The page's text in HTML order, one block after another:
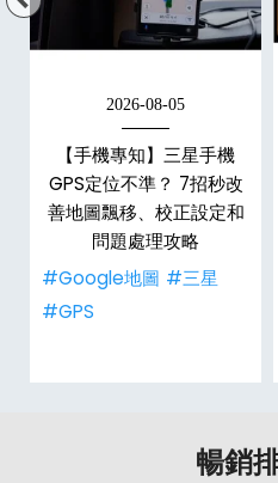
2026-08-05
【手機專知】三星手機
GPS定位不準？ 7招秒改
善地圖飄移、校正設定和
問題處理攻略
#Google地圖 #三星
#GPS
暢銷